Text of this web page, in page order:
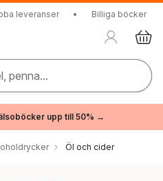
leveranser • Billiga böcker
penna...
upp till 50% →
Öl och cider